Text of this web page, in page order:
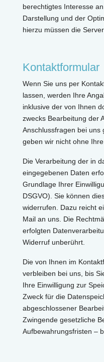
berechtigtes Interesse
Darstellung und der
hierzu müssen die
Kontaktformular
Wenn Sie uns per
lassen, werden Ihre
inklusive der von Ihnen
zwecks Bearbeitung der
Anschlussfragen bei uns
geben wir nicht ohne
Die Verarbeitung der in
eingegebenen Daten
Grundlage Ihrer
DSGVO). Sie können
widerrufen. Dazu reicht
Mail an uns. Die
erfolgten
Widerruf unberührt.
Die von Ihnen im
verbleiben bei uns, bis
Ihre Einwilligung zur
Zweck für die
abgeschlossener
Zwingende gesetzliche
Aufbewahrungsfristen –